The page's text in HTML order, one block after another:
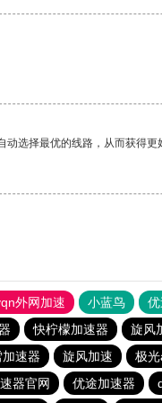
选择最优的线路，从而获得更
外网加速 小蓝鸟
快柠檬加速器
旋风
速器 旋风加速
极
器官网 优途加速器